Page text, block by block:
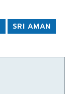
SRI AMAN